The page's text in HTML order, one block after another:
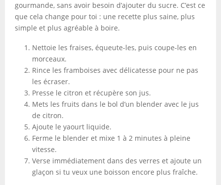
gourmande, sans avoir besoin d’ajouter du sucre. C’est ce
que cela change pour toi : une recette plus saine, plus
simple et plus agréable à boire.
Nettoie les fraises, équeute-les, puis coupe-les en
morceaux.
Rince les framboises avec délicatesse pour ne pas
les écraser.
Presse le citron et récupère son jus.
Mets les fruits dans le bol d’un blender avec le jus
de citron.
Ajoute le yaourt liquide.
Ferme le blender et mixe 1 à 2 minutes à pleine
vitesse.
Verse immédiatement dans des verres et ajoute un
glaçon si tu veux une boisson encore plus fraîche.